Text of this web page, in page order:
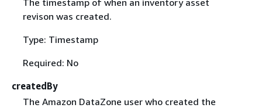
revison was created.
Type: Timestamp
Required: No
createdBy
The Amazon DataZone user who created the